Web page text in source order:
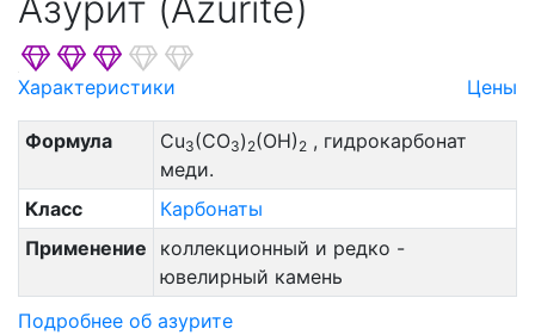
Характеристики Цены
Формула Cu3(CO3) 2(OH) 2, гидрокарбонат
меди.
Класс
Карбонаты
Применение
коллекционный и редко -
ювелирный камень
Подробнее об азурите